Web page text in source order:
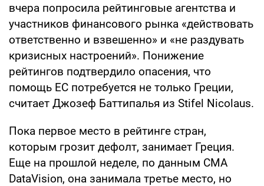
вчера попросила рейтинговые агентства и
участников финансового рынка «действовать
ответственно и взвешенно» и «не раздувать
кризисных настроений». Понижение
рейтингов подтвердило опасения, что
помощь ЕС потребуется не только Греции,
считает Джозеф Баттипалья из Stifel Nicolaus.
Пока первое место в рейтинге стран,
которым грозит дефолт, занимает Греция.
Еще на прошлой неделе, по данным CMA
DataVision, она занимала третье место, но